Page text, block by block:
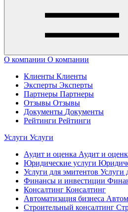
О компании О компании
Клиенты Клиенты
Эксперты Эксперты
Партнеры Партнеры
Отзывы Отзывы
Документы Документы
Рейтинги Рейтинги
Услуги Услуги
Аудит и оценка Аудит и
Юридические услуги
Услуги для эмитентов Услуги
Финансы и инвестиции
Консалтинг Консалтинг
Автоматизация бизнеса
Строительный консалтинг